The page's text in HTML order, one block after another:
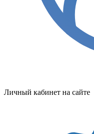
Личный кабинет на сайте